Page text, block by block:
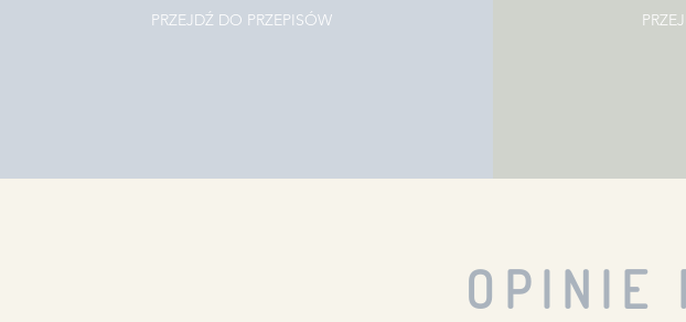
OPINIE
PRZEJDŹ DO PRZEPISÓW